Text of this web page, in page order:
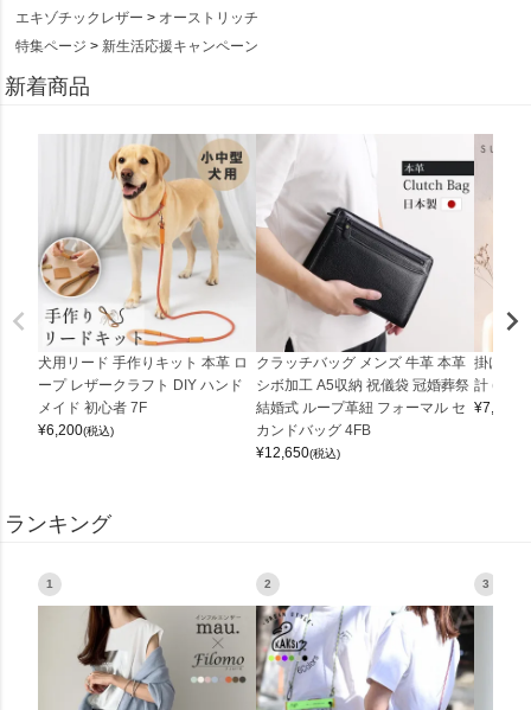
エキゾチックレザー
オーストリッチ
特集ページ
新生活応援キャンペーン
新着商品
犬用リード 手作りキット 本革 ロ
ープ レザークラフト DIY ハンド
メイド 初心者 7F
¥6,200(税込)
クラッチバッグ メンズ 牛革 本革
シボ加工 A5収納 祝儀袋 冠婚葬祭
結婚式 ループ革紐 フォーマル セ
カンドバッグ 4FB
¥12,650(税込)
掛け時
計
¥7,150
ランキング
1 2 3